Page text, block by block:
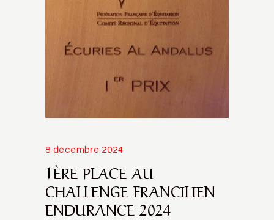
8 décembre 2024
1ÈRE PLACE AU
CHALLENGE FRANCILIEN
ENDURANCE 2024